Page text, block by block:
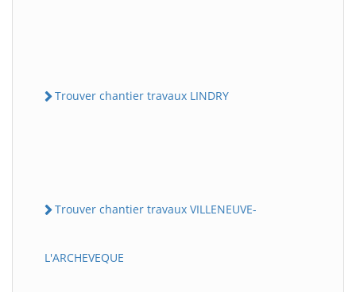
Trouver chantier travaux LINDRY
Trouver chantier travaux VILLENEUVE-
L'ARCHEVEQUE